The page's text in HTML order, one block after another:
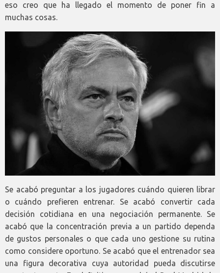
eso creo que ha llegado el momento de poner fin a
muchas cosas.
Se acabó preguntar a los jugadores cuándo quieren librar
o cuándo prefieren entrenar. Se acabó convertir cada
decisión cotidiana en una negociación permanente. Se
acabó que la concentración previa a un partido dependa
de gustos personales o que cada uno gestione su rutina
como considere oportuno. Se acabó que el entrenador sea
una figura decorativa cuya autoridad pueda discutirse